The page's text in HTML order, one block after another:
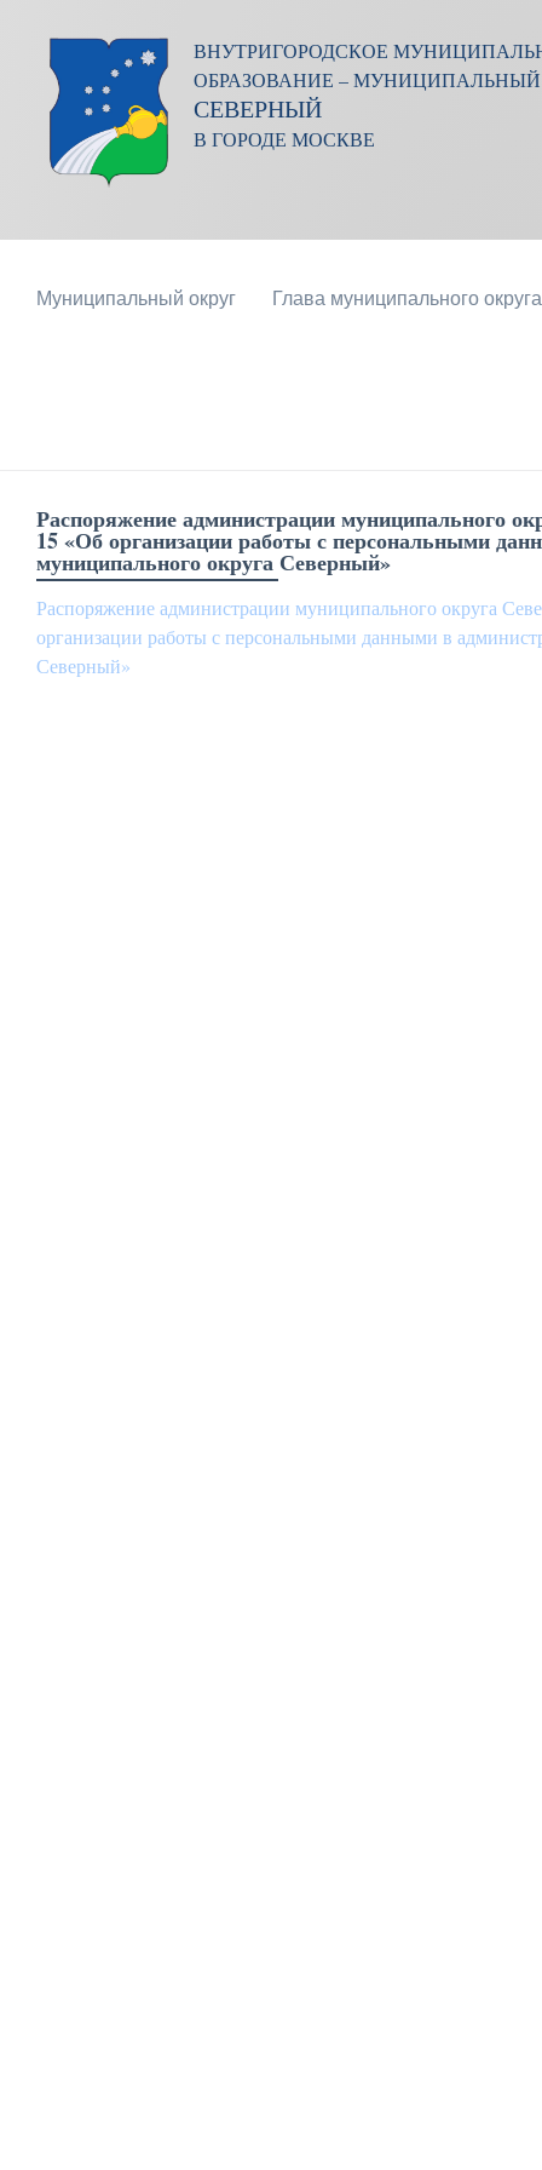
ВНУТРИГОРОДСКОЕ
ОБРАЗОВАНИЕ – МУНИЦИПАЛЬНЫЙ
СЕВЕРНЫЙ
В ГОРОДЕ МОСКВЕ
Муниципальный округ Глава муниципального округа
Распоряжение администрации муниципального
15 «Об организации работы с персональными
муниципального округа Северный»
Распоряжение администрации муниципального округа
организации работы с персональными данными в
Северный»